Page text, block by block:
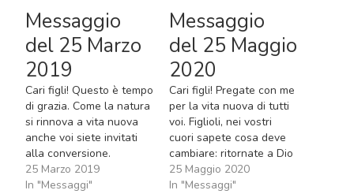
Messaggio
del 25 Marzo
2019
Cari figli! Questo è tempo
di grazia. Come la natura
si rinnova a vita nuova
anche voi siete invitati
alla conversione.
Decidetevi per Dio.
Figlioli, voi siete vuoti e
25 Marzo 2019
In "Messaggi"
Messaggio
del 25 Maggio
2020
Cari figli! Pregate con me
per la vita nuova di tutti
voi. Figlioli, nei vostri
cuori sapete cosa deve
cambiare: ritornate a Dio
ed ai Suoi Comandamenti
affinché lo Spirito Santo
25 Maggio 2020
In "Messaggi"